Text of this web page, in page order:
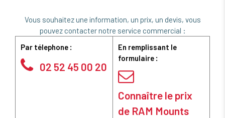
Vous souhaitez une information, un prix, un devis, vous
pouvez contacter notre service commercial :
Par télephone :
02 52 45 00 20
En remplissant le
formulaire :
Connaître le prix
de RAM Mounts